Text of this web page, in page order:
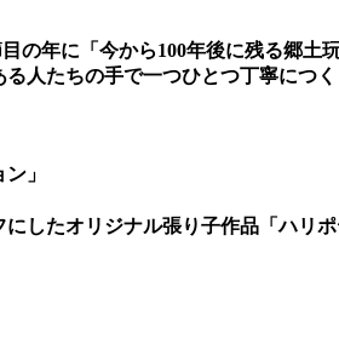
の年に「今から100年後に残る郷
人たちの手で一つひとつ丁寧につく
」
したオリジナル張り子作品「ハリ